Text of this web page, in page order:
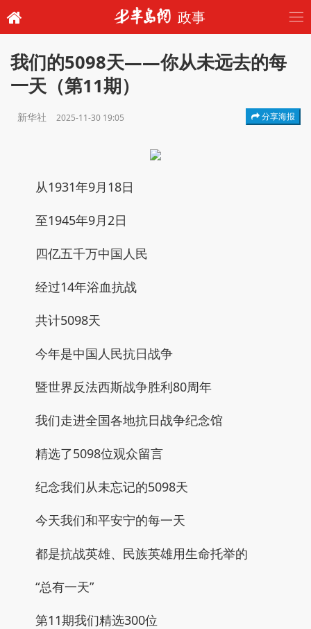
政事
我们的5098天——你从未远去的每
一天（第11期）
新华社 2025-11-30 19:05 分享海报
从1931年9月18日
至1945年9月2日
四亿五千万中国人民
经过14年浴血抗战
共计5098天
今年是中国人民抗日战争
暨世界反法西斯战争胜利80周年
我们走进全国各地抗日战争纪念馆
精选了5098位观众留言
纪念我们从未忘记的5098天
今天我们和平安宁的每一天
都是抗战英雄、民族英雄用生命托举的
“总有一天”
第11期我们精选300位